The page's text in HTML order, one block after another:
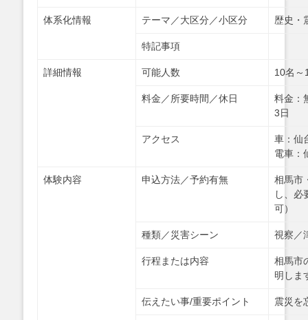
体系化情報 テーマ／大区分／小区分 歴史・
特記事項
詳細情報 可能人数 10名～
料金／所要時間／休日
料金
3日
アクセス
車：仙
電車：
体験内容 申込方法／予約有無
相馬市
し、必
可）
種類／災害シーン 視察／
行程または内容
相馬市
明しま
伝えたい事/重要ポイント 震災を